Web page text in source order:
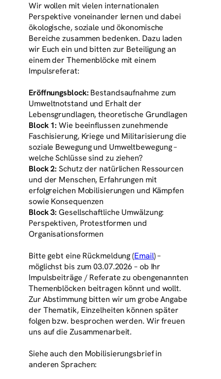
Wir wollen mit vielen internationalen
Perspektive voneinander lernen und dabei
ökologische, soziale und ökonomische
Bereiche zusammen bedenken. Dazu laden
wir Euch ein und bitten zur Beteiligung an
einem der Themenblöcke mit einem
Impulsreferat:
Eröffnungsblock: Bestandsaufnahme zum
Umweltnotstand und Erhalt der
Lebensgrundlagen, theoretische Grundlagen
Block 1: Wie beeinflussen zunehmende
Faschisierung, Kriege und Militarisierung die
soziale Bewegung und Umweltbewegung –
welche Schlüsse sind zu ziehen?
Block 2: Schutz der natürlichen Ressourcen
und der Menschen, Erfahrungen mit
erfolgreichen Mobilisierungen und Kämpfen
sowie Konsequenzen
Block 3: Gesellschaftliche Umwälzung:
Perspektiven, Protestformen und
Organisationsformen
Bitte gebt eine Rückmeldung (Email) –
möglichst bis zum 03.07.2026 – ob Ihr
Impulsbeiträge / Referate zu obengenannten
Themenblöcken beitragen könnt und wollt.
Zur Abstimmung bitten wir um grobe Angabe
der Thematik, Einzelheiten können später
folgen bzw. besprochen werden. Wir freuen
uns auf die Zusammenarbeit.
Siehe auch den Mobilisierungsbrief in
anderen Sprachen: